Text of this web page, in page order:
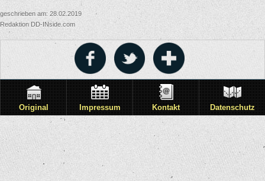
geschrieben am: 28.02.2019
Redaktion DD-INside.com
Original Impressum Kontakt Datenschutz